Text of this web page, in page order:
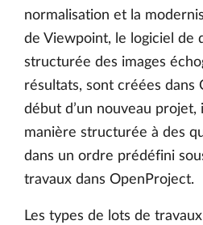
normalisation et la
de Viewpoint, le logiciel de
structurée des images
résultats, sont créées dans
début d’un nouveau
manière structurée à des
dans un ordre prédéfini
travaux dans OpenProject.
Les types de lots de